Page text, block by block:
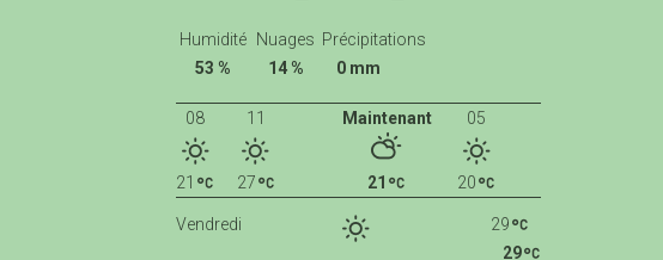
Humidité
53 %
Nuages
14 %
Précipitations
0 mm
Maintenant
21
05
20
08
21
11
27
Vendredi
29
29